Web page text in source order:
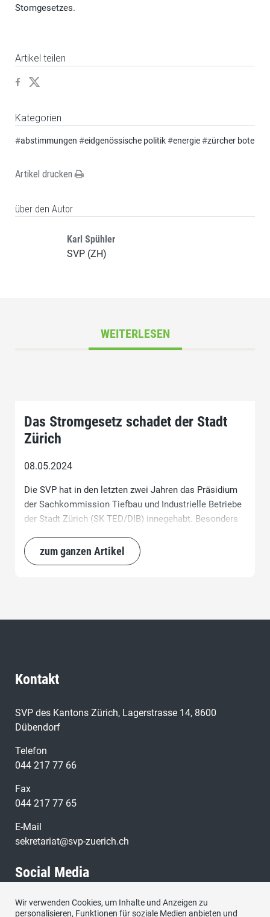
Stomgesetzes.
Artikel teilen
Kategorien
#abstimmungen #eidgenössische politik#energie#zürcher bote
Artikel drucken
über den Autor
Karl Spühler
SVP (ZH)
WEITERLESEN
Das Stromgesetz schadet der Stadt
Zürich
08.05.2024
Die SVP hat in den letzten zwei Jahren das Präsidium
der Sachkommission Tiefbau und Industrielle Betriebe
der Stadt Zürich (SK TED/DIB) innegehabt. Besonders
Elektrizitätswerkes der Stadt Zürich (ewz) in alternative
Energien und horrende Kosten für unsinnige
zum ganzen Artikel
Kontakt
SVP des Kantons Zürich, Lagerstrasse 14, 8600
Dübendorf
Telefon
044 217 77 66
Fax
044 217 77 65
E-Mail
sekretariat@svp-zuerich.ch
Social Media
Besuchen Sie uns bei:
Wir verwenden Cookies, um Inhalte und Anzeigen zu
personalisieren, Funktionen für soziale Medien anbieten und